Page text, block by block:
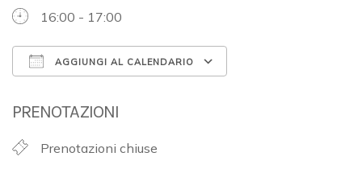
16:00 - 17:00
AGGIUNGI AL CALENDARIO
PRENOTAZIONI
Prenotazioni chiuse